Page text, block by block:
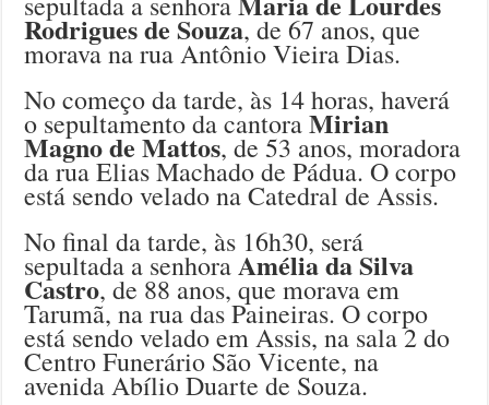
Rodrigues de Souza, de 67 anos, que
morava na rua Antônio Vieira Dias.
No começo da tarde, às 14 horas, haverá
o sepultamento da cantoraMirian
Magno de Mattos, de 53 anos, moradora
da rua Elias Machado de Pádua. O corpo
está sendo velado na Catedral de Assis.
No final da tarde, às 16h30, será
sepultada a senhoraAmélia da Silva
Castro, de 88 anos, que morava em
Tarumã, na rua das Paineiras. O corpo
está sendo velado em Assis, na sala 2 do
Centro Funerário São Vicente, na
avenida Abílio Duarte de Souza.